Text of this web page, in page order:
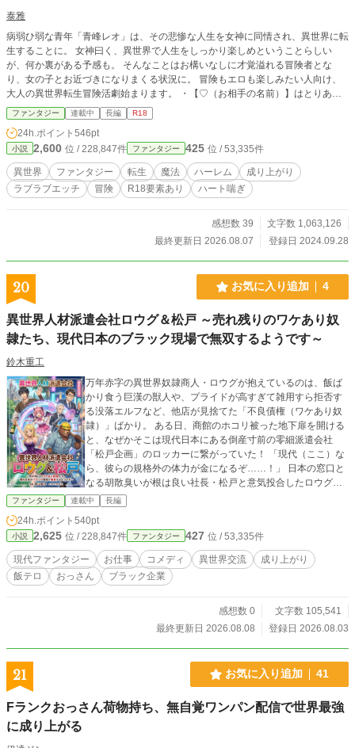
泰雅
病弱ひ弱な青年「青峰レオ」は、その悲惨な人生を女神に同情され、異世界に転
生することに。 女神曰く、異世界で人生をしっかり楽しめということらしい
が、何か裏がある予感も。 そんなことはお構いなしに才覚溢れる冒険者とな
り、女の子とお近づきになりまくる状況に。 冒険もエロも楽しみたい人向け、
大人の異世界転生冒険活劇始まります。 ・【♡（お相手の名前）】はとりあえ
ずエロイことしています。悪しからず。 ※この物語はフィクションです。実在
の人物・団体・思想・名称などとは一切関係ありません。 ※この物語は、法
律・法令に反する行為を容認・推奨するものではありません ※この物語のえち
ちなシーンがある登場人物は全員18歳以上の設定です。
ファンタジー 連載中 長編 R18
24h.ポイント 546pt
小説 2,600 位 / 228,847件 ファンタジー 425 位 / 53,335件
異世界 ファンタジー 転生 魔法 ハーレム
成り上がり
ラブラブエッチ
冒険 R18要素あり ハート喘ぎ
感想数 39
文字数 1,063,126
最終更新日 2026.08.07
登録日 2024.09.28
20 お気に入り追加 4
異世界人材派遣会社ロウグ＆松戸 ～売れ残りのワケあり奴
隷たち、現代日本のブラック現場で無双するようです～
鈴木重工
万年赤字の異世界奴隷商人・ロウグが抱えているのは、飯ば
かり食う巨漢の獣人や、プライドが高すぎて雑用すら拒否す
る没落エルフなど、他店が見捨てた「不良債権（ワケあり奴
隷）」ばかり。 ある日、商館のホコリ被った地下扉を開ける
と、なぜかそこは現代日本にある倒産寸前の零細派遣会社
「松戸企画」のロッカーに繋がっていた！ 「現代（ここ）な
ら、彼らの規格外の体力が金になるぞ……！」 日本の窓口と
なる胡散臭いが根は良い社長・松戸と意気投合したロウグ
は、異世界から現代日本へ労働力を貸し出す『異世界人材派
遣ビジネス』をスタートさせる。 プライド激高のエルフは
「ドSキャバ嬢」として中年サラリーマンの心を鷲掴みにして
売上ナンバーワンに！ 怪力無双の獣人は重機も入れない現場
で大岩を素手で砕き「伝説の土方」として親方に惚れ込まれ
る！ さらに、ポンコツサキュバスは「大食い地下アイドル」
としてバズり、元宮廷魔術師の傲慢ジジイは「最強ITエンジ
日本で稼いだ円で『100均の爪切り』や『ワークマンの防寒
着』を大量に買い付け、異世界に持ち込みボロ儲け。 彼らの
バーの圧倒的スペックで完膚なきまでに鉄槌を下す！ 「あい
つらは奴隷じゃない。ウチの大事な『正社員』だ」 これは、
日本で本当の「働く喜び」と「居場所」を見つけたワケあり
ファンタジー 連載中 長編
24h.ポイント 540pt
小説 2,625 位 / 228,847件 ファンタジー 427 位 / 53,335件
現代ファンタジー お仕事 コメディ 異世界交流
成り上がり
飯テロ
おっさん ブラック企業
感想数 0
文字数 105,541
最終更新日 2026.08.08
登録日 2026.08.03
21 お気に入り追加 41
Fランクおっさん荷物持ち、無自覚ワンパン配信で世界最強
に成り上がる